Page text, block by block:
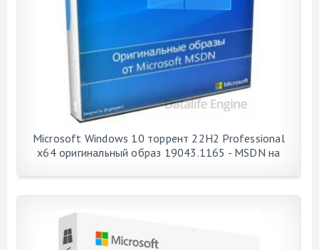
Microsoft Windows 10 торрент 22H2 Professional
x64 оригинальный образ 19043.1165 - MSDN на